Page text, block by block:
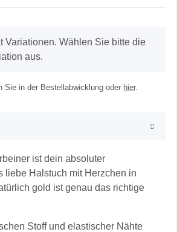
Variationen. Wählen Sie bitte die
aus.
Sie in der Bestellabwicklung oder hier.
ist dein absoluter
liebe Halstuch mit Herzchen in
gold ist genau das richtige
Stoff und elastischer Nähte